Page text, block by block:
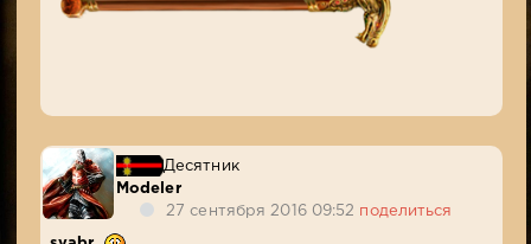
Десятник
Modeler
27 сентября 2016 09:52 поделиться